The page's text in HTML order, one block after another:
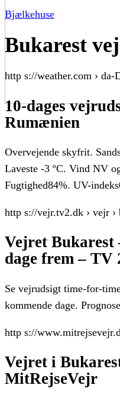
Bjælkehuse
Bukarest
http s://weather.com ›
10-dages
Rumænien
Overvejende skyfrit.
Laveste -3 ºC. Vind NV
Fugtighed84%. UV-
http s://vejr.tv2.dk › vejr ›
Vejret Bukarest
dage frem – TV
Se vejrudsigt time-for-
kommende dage.
http s://
Vejret i
MitRejseVejr